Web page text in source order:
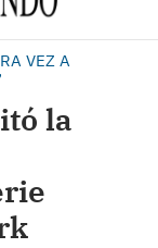
VEZ A
la